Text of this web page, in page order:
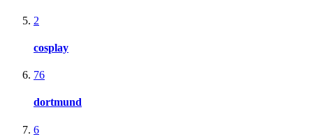
2
cosplay
76
dortmund
6